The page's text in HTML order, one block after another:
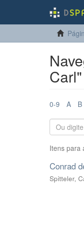
Carl"
0-9 A B
Itens para
Conrad
Spitteler,